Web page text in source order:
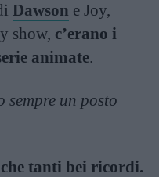
Dawson e Joy,
show, c’erano i
animate.
sempre un posto
tanti bei ricordi.